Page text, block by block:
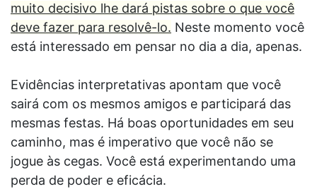
muito decisivo lhe dará pistas sobre o que você
deve fazer para resolvê-lo. Neste momento você
está interessado em pensar no dia a dia, apenas.
Evidências interpretativas apontam que você
sairá com os mesmos amigos e participará das
mesmas festas. Há boas oportunidades em seu
caminho, mas é imperativo que você não se
jogue às cegas. Você está experimentando uma
perda de poder e eficácia.